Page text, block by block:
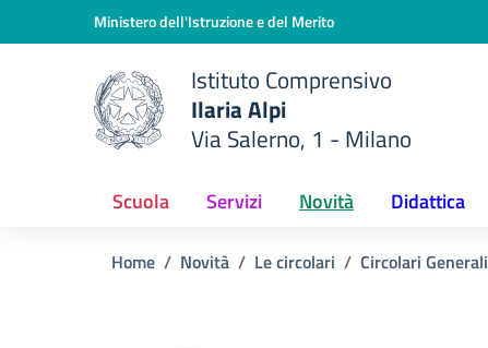
Vai ai contenuti
Vai al menu di navigazioneMinistero dell'Istruzione e del Merito
scuola
Istituto Comprensivo
Ilaria Alpi
Via Salerno, 1 - Milano
Scuola Servizi Novità Didattica
Home Novità Le circolari Circolari Generali